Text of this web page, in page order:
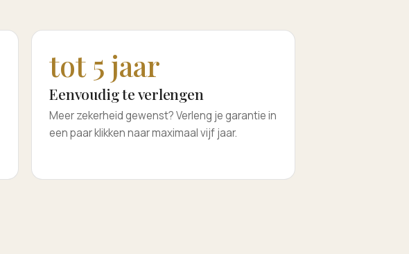
tot 5 jaar
Eenvoudig te verlengen
Meer zekerheid gewenst? Verleng je garantie in
een paar klikken naar maximaal vijf jaar.